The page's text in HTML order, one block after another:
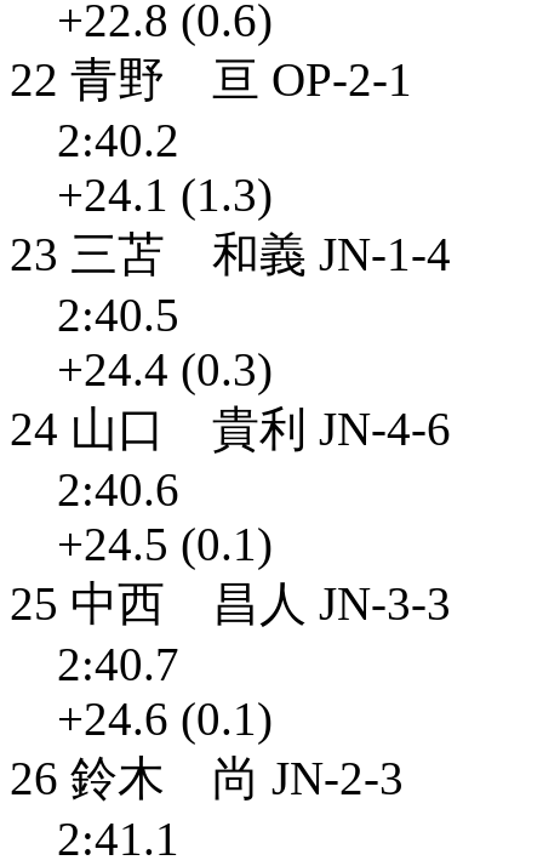
+22.8 (0.6)
22 青野 亘 OP-2-1
2:40.2
+24.1 (1.3)
23 三苫 和義 JN-1-4
2:40.5
+24.4 (0.3)
24 山口 貴利 JN-4-6
2:40.6
+24.5 (0.1)
25 中西 昌人 JN-3-3
2:40.7
+24.6 (0.1)
26 鈴木 尚 JN-2-3
2:41.1